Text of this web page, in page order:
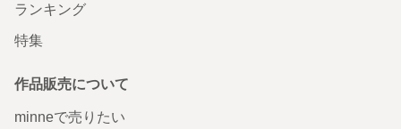
ランキング
特集
作品販売について
minneで売りたい